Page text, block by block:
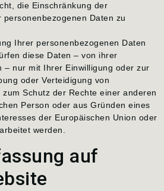
die Einschränkung der
Daten zu
Ihrer personenbezogenen Daten
diese Daten – von ihrer
– nur mit Ihrer Einwilligung oder zur
oder Verteidigung von
Schutz der Rechte einer anderen
Person oder aus Gründen eines
der Europäischen Union oder
werden.
auf